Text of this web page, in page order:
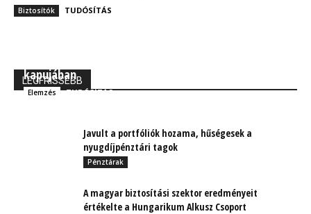
Biztosítók TUDÓSÍTÁS
LEGFRISSEBB
kapujában
Elemzés TUDÓSÍTÁS
Javult a portfóliók hozama, hűségesek a
nyugdíjpénztári tagok
Pénztárak
A magyar biztosítási szektor eredményeit
értékelte a Hungarikum Alkusz Csoport